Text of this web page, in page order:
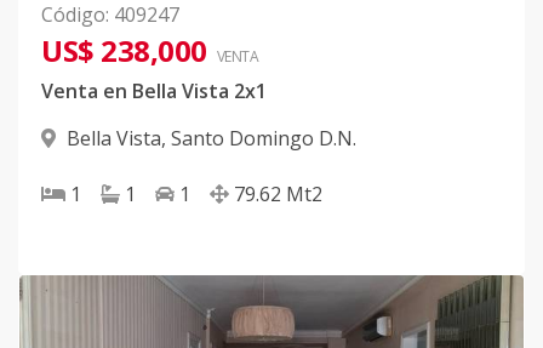
Código: 409247
US$ 238,000 VENTA
Venta en Bella Vista 2x1
Bella Vista, Santo Domingo D.N.
1 1 1 79.62 Mt2